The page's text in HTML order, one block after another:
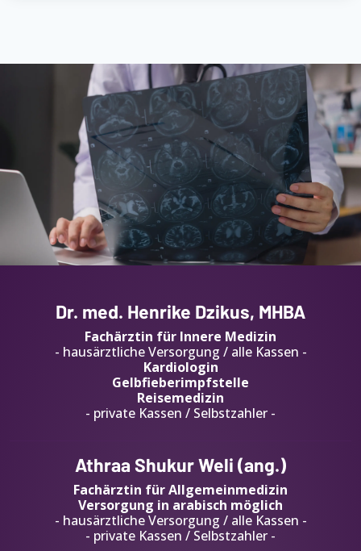
Dr. med. Henrike Dzikus, MHBA
Fachärztin für Innere Medizin
- hausärztliche Versorgung / alle Kassen -
Kardiologin
Gelbfieberimpfstelle
Reisemedizin
- private Kassen / Selbstzahler -
Athraa Shukur Weli (ang.)
Fachärztin für Allgemeinmedizin
Versorgung in arabisch möglich
- hausärztliche Versorgung / alle Kassen -
- private Kassen / Selbstzahler -